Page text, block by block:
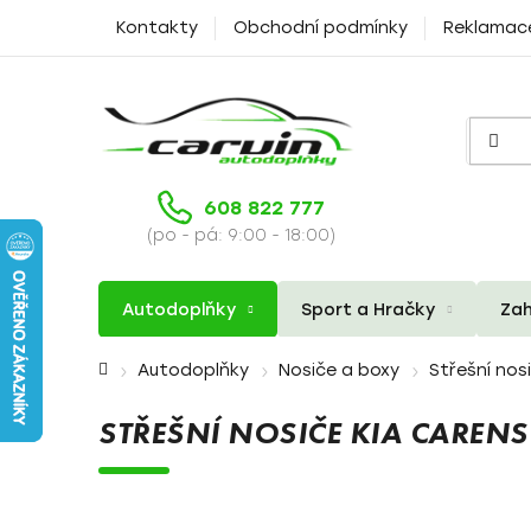
Kontakty Obchodní podmínky
608 822 777
(po - pá: 9:00 - 18:00)
Autodoplňky Sport a Hračky
Domů Autodoplňky Nosiče a boxy Střešní
STŘEŠNÍ NOSIČE KIA CARENS